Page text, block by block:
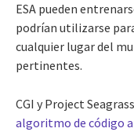
ESA pueden
podrían utilizarse
cualquier lugar del
pertinentes.
CGI y Project
algoritmo de código